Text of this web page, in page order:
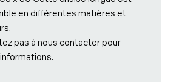
en différentes matières et
pas à nous contacter pour